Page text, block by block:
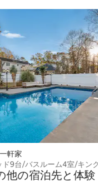
軒家
9台/バスルーム4室/キン
ホッケー
他の宿⁠泊⁠先と体⁠験